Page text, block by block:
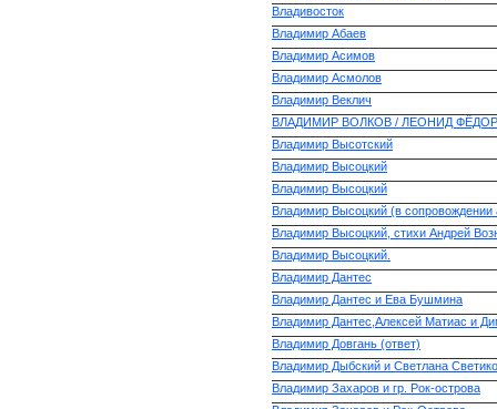
Владивосток
Владимир Абаев
Владимир Асимов
Владимир Асмолов
Владимир Веклич
ВЛАДИМИР ВОЛКОВ / ЛЕОНИД
Владимир Высотский
Владимир Высоцкий
Владимир Высоцкий
Владимир Высоцкий (в
Владимир Высоцкий, стихи Андрей
Владимир Высоцкий.
Владимир Дантес
Владимир Дантес и Ева Бушмина
Владимир Дантес,Алексей Матиас и
Владимир Довгань (ответ)
Владимир Дыбский и Светлана
Владимир Захаров и гр. Рок-острова